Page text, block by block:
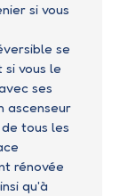
si vous
se
vous le
ses
ascenseur
tous les
rénovée
qu'à